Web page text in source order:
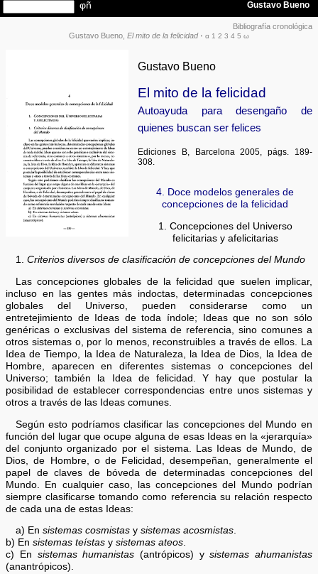
Bibliografía cronológica
Gustavo Bueno, El mito de la felicidad· α 1 2 3 4 5 ω
Gustavo Bueno
El mito de la felicidad
Autoayuda para desengaño de
quienes buscan ser felices
Ediciones B, Barcelona 2005, págs. 189-
308.
4. Doce modelos generales de
concepciones de la felicidad
1. Concepciones del Universo
felicitarias y afelicitarias
1. Criterios diversos de clasificación de concepciones del Mundo
Las concepciones globales de la felicidad que suelen implicar,
incluso en las gentes más indoctas, determinadas concepciones
globales del Universo, pueden considerarse como un
entretejimiento de Ideas de toda índole; Ideas que no son sólo
genéricas o exclusivas del sistema de referencia, sino comunes a
otros sistemas o, por lo menos, reconstruibles a través de ellos. La
Idea de Tiempo, la Idea de Naturaleza, la Idea de Dios, la Idea de
Hombre, aparecen en diferentes sistemas o concepciones del
Universo; también la Idea de felicidad. Y hay que postular la
posibilidad de establecer correspondencias entre unos sistemas y
otros a través de las Ideas comunes.
Según esto podríamos clasificar las concepciones del Mundo en
función del lugar que ocupe alguna de esas Ideas en la «jerarquía»
del conjunto organizado por el sistema. Las Ideas de Mundo, de
Dios, de Hombre, o de Felicidad, desempeñan, generalmente el
papel de claves de bóveda de determinadas concepciones del
Mundo. En cualquier caso, las concepciones del Mundo podrían
siempre clasificarse tomando como referencia su relación respecto
de cada una de estas Ideas:
a) En sistemas cosmistasy sistemas acosmistas.
b) Ensistemas teístas ysistemas ateos.
c) En sistemas humanistas (antrópicos) ysistemas ahumanistas
(anantrópicos).